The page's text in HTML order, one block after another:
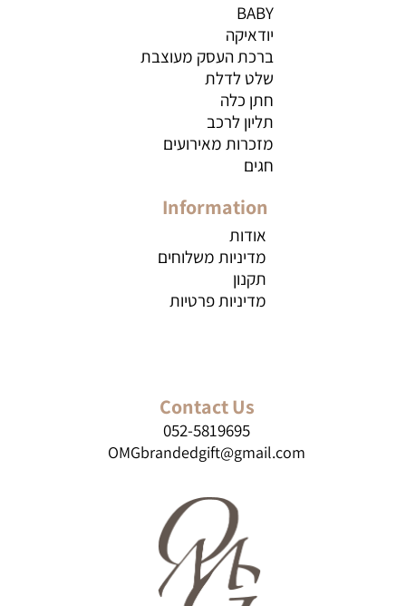
BABY
יודאיקה
ברכת העסק מעוצבת
שלט לדלת
חתן כלה
תליון לרכב
מזכרות מאירועים
חגים
Information
אודות
מדיניות משלוחים
תקנון
מדיניות פרטיות
Contact Us
052-5819695
OMGbrandedgift@gmail.com